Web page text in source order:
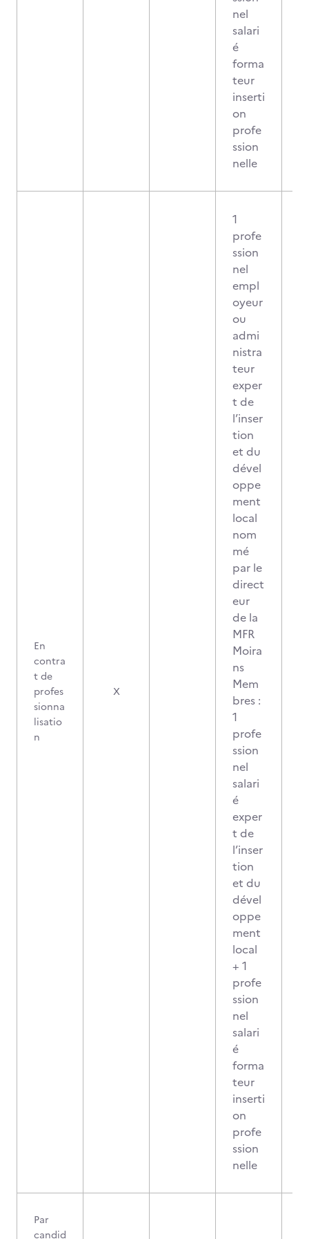
nel
salari
é
forma
teur
inserti
on
profe
ssion
nelle
En
contra
t de
profes
sionna
lisatio
n
X
1
profe
ssion
nel
empl
oyeur
ou
admi
nistra
teur
exper
t de
l’inser
tion
et du
dével
oppe
ment
local
nom
mé
par le
direct
eur
de la
MFR
Moira
ns
Mem
bres :
1
profe
ssion
nel
salari
é
exper
t de
l’inser
tion
et du
dével
oppe
ment
local
+ 1
profe
ssion
nel
salari
é
forma
teur
inserti
on
profe
ssion
nelle
Par
candid